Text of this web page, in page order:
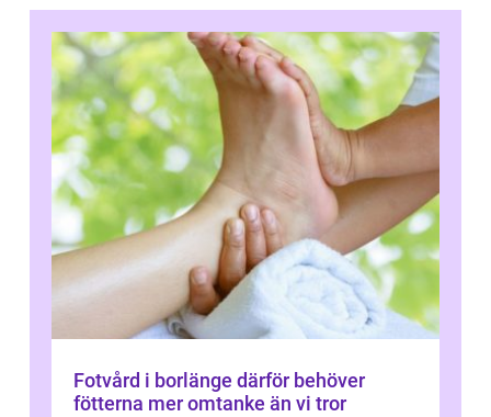
Fotvård i borlänge därför behöver
fötterna mer omtanke än vi tror